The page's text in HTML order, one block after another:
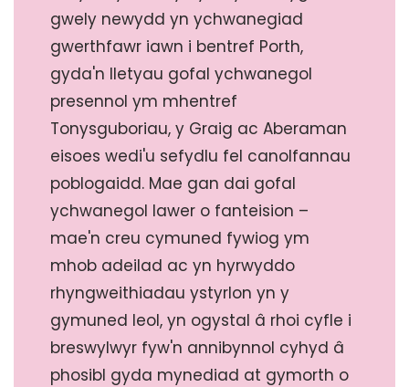
gwely newydd yn ychwanegiad
gwerthfawr iawn i bentref Porth,
gyda'n lletyau gofal ychwanegol
presennol ym mhentref
Tonysguboriau, y Graig ac Aberaman
eisoes wedi'u sefydlu fel canolfannau
poblogaidd. Mae gan dai gofal
ychwanegol lawer o fanteision –
mae'n creu cymuned fywiog ym
mhob adeilad ac yn hyrwyddo
rhyngweithiadau ystyrlon yn y
gymuned leol, yn ogystal â rhoi cyfle i
breswylwyr fyw'n annibynnol cyhyd â
phosibl gyda mynediad at gymorth o